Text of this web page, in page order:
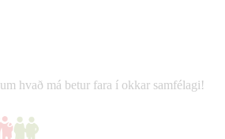
um hvað má betur fara í okkar samfélagi!